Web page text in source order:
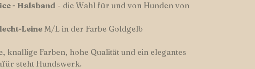
- Halsband - die Wahl für und von Hunden von
Leine M/L in der Farbe Goldgelb
knallige Farben, hohe Qualität und ein elegantes
steht Hundswerk.